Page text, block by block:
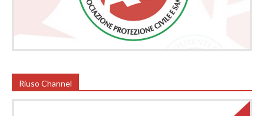
Riuso Channel